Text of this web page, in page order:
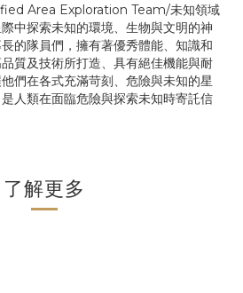
Area Exploration Team/未知領域
中探索未知的環境、 ⽣物與⽂明的神
的隊員們，擁有著優秀體能、知識和
品質及技術所打造、具有絕佳機能與耐
們在各式充滿苛刻、危險與未知的星
⼈類在⾯臨危險與探索未知時寄託信
了解更多